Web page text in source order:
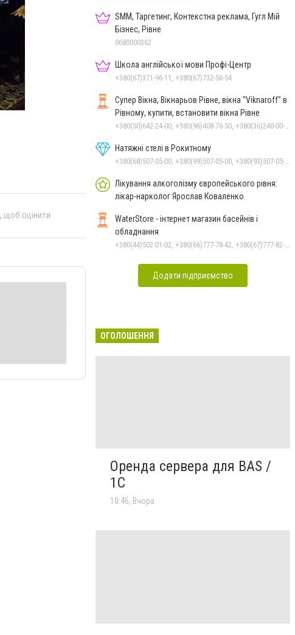
, щоб оцінити
SMM, Таргетинг, Контекстна реклама, Гугл Мій
Бізнес, Рівне
0680000362
Школа англійської мови Профі-Центр
+380(67)371-96-11, +380(67)732-56-54
Супер Вікна, Вікнарьов Рівне, вікна "Viknaroff" в
Рівному, купити, встановити вікна Рівне
+380(50)642-24-00, +380(96)408-76-50, +380(36)240-00-23, +380(98)705-00-23
Натяжні стелі в Рокитному
+380(68)507-05-00, +380(99)507-05-00, +380(93)507-05-00
Лікування алкоголізму європейського рівня:
лікар-нарколог Ярослав Коваленко
WaterStore - інтернет магазин басейнів і
обладнання
+380(44)502-01-02, +380(66)777-78-42, +380(67)777-82-19, +380(67)890-80-80, +380(73)890-80-80, +380(44)502-01-03
Додати підприємство
ОГОЛОШЕННЯ
Оренда сервера для BAS /
1C
10:46, Вчора